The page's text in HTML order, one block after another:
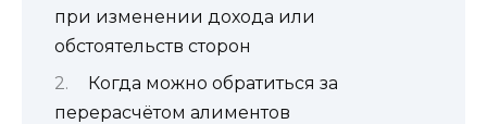
при изменении дохода или
обстоятельств сторон
Когда можно обратиться за
перерасчётом алиментов